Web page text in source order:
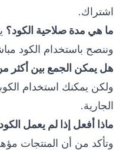
اشتراك.
ما هي مدة صلاحية الكود؟
وننصح باستخدام الكود
هل يمكن الجمع بين أكثر
ولكن يمكنك استخدام
الجارية.
ماذا أفعل إذا لم يعمل
وتأكد من أن المنتجات